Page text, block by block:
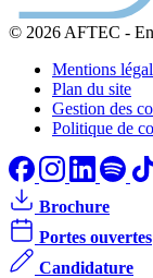
© 2026 AFTEC -
Mentions
Plan du site
Gestion des
Politique de
Brochure
Portes ouvertes
Candidature